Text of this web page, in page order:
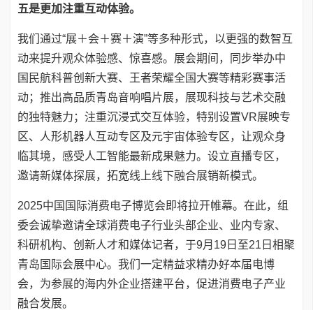
五是更加注重互动体验。
我们通过“展＋会＋赛＋演”等多种形式，以更强的数智互
动来提升观众体验感、惊喜感。展会期间，同步举办中
国民航科普创新大赛、王者荣耀全国大赛等精彩赛事活
动；推出高品质青岛音响唱片展，展现科技与艺术交融
的独特魅力；注重沉浸式交互体验，特别设置VR展映专
区、人形机器人互动专区及元宇宙体验专区，让观众身
临其境，感受人工智能最新成果魅力。设立直播专区，
邀请新媒体探展，拓宽线上线下融合展销新模式。
2025中国国际消费电子博览会即将拉开帷幕。在此，组
委会诚挚邀请全球消费电子行业头部企业、业内专家、
科研机构、创新人才和媒体记者，于9月19日至21日相聚
青岛国际会展中心。我们一定精益求精办好本届电博
会，为参展的海内外企业搭建平台，促进消费电子产业
融合发展。